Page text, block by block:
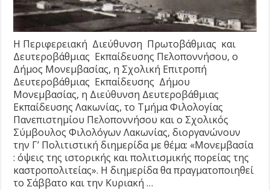
Η Περιφερειακή Διεύθυνση Πρωτοβάθμιας και
Δευτεροβάθμιας Εκπαίδευσης Πελοποννήσου, ο
Δήμος Μονεμβασίας, η Σχολική Επιτροπή
Δευτεροβάθμιας Εκπαίδευσης Δήμου
Μονεμβασίας, η Διεύθυνση Δευτεροβάθμιας
Εκπαίδευσης Λακωνίας, το Τμήμα Φιλολογίας
Πανεπιστημίου Πελοποννήσου και ο Σχολικός
Σύμβουλος Φιλολόγων Λακωνίας, διοργανώνουν
την Γ’ Πολιτιστική διημερίδα με θέμα: «Μονεμβασία
: όψεις της ιστορικής και πολιτισμικής πορείας της
καστροπολιτείας». Η διημερίδα θα πραγματοποιηθεί
το Σάββατο και την Κυριακή …